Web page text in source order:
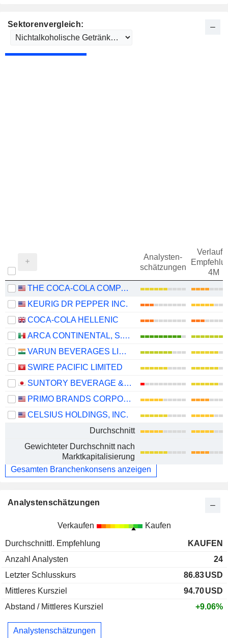
Sektorenvergleich:
Analysten-
schätzungen
Verlauf
4M
THE COCA-COLA COMPANY
KEURIG DR PEPPER INC.
COCA-COLA HELLENIC
ARCA CONTINENTAL, S.A.B. DE C.V.
VARUN BEVERAGES LIMITED
SWIRE PACIFIC LIMITED
SUNTORY BEVERAGE & FOOD LIMITED
PRIMO BRANDS CORPORATION
CELSIUS HOLDINGS, INC.
Durchschnitt
Gewichteter Durchschnitt nach
Marktkapitalisierung
Gesamten Branchenkonsens anzeigen
Analystenschätzungen
Verkaufen Kaufen
Durchschnittl. Empfehlung
KAUFEN
Anzahl Analysten
24
Letzter Schlusskurs
86.83USD
Mittleres Kursziel
94.70USD
Abstand / Mittleres Kursziel
+9.06%
Analystenschätzungen